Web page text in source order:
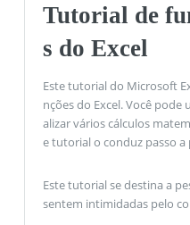
Tutorial de
s do Excel
Este tutorial do Microsoft
nções do Excel. Você pode
alizar vários cálculos
e tutorial o conduz passo a
Este tutorial se destina a
sentem intimidadas pelo